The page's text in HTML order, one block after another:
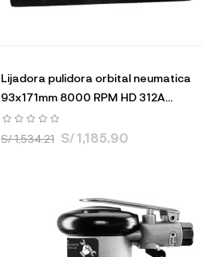
Lijadora pulidora orbital neumatica
93x171mm 8000 RPM HD 312A...
S/ 1,534.21 S/ 1,185.90